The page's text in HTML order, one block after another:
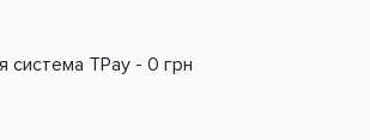
по Украине:
система TPay - 0 грн
счет -